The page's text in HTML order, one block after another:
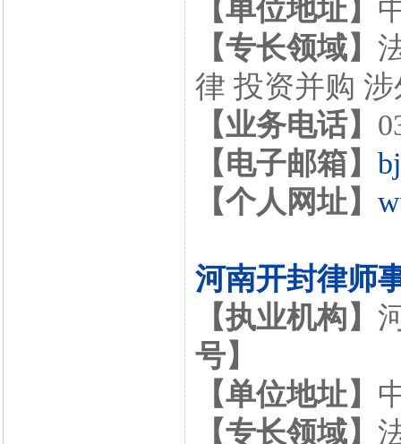
【单位地址】
【专长领域】
律 投资并购
【业务电话】
【电子邮箱】
【个人网址】
河南开封律师
【执业机构】
号】
【单位地址】
【专长领域】